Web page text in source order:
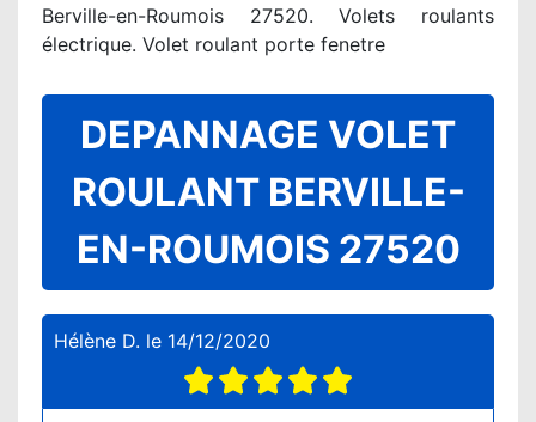
Berville-en-Roumois 27520. Volets roulants
électrique. Volet roulant porte fenetre
DEPANNAGE VOLET
ROULANT BERVILLE-
EN-ROUMOIS 27520
Hélène D. le 14/12/2020